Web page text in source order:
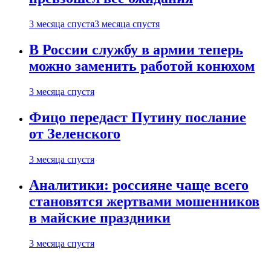
3 месяца спустя3 месяца спустя
В России службу в армии теперь
можно заменить работой конюхом
3 месяца спустя
Фицо передаст Путину послание
от Зеленского
3 месяца спустя
Аналитики: россияне чаще всего
становятся жертвами мошенников
в майские праздники
3 месяца спустя